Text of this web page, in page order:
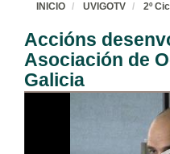
INICIO UVIGOTV 2º
Accións
Asociación de
Galicia